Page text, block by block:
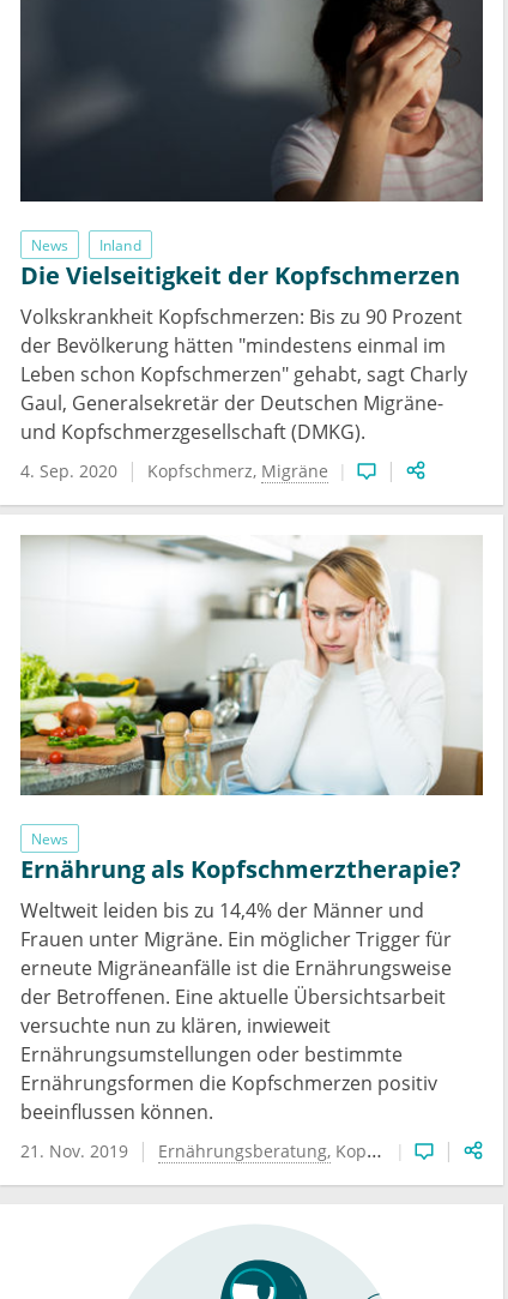
News Inland
Die Vielseitigkeit der Kopfschmerzen
Volkskrankheit Kopfschmerzen: Bis zu 90 Prozent
der Bevölkerung hätten "mindestens einmal im
Leben schon Kopfschmerzen" gehabt, sagt Charly
Gaul, Generalsekretär der Deutschen Migräne-
und Kopfschmerzgesellschaft (DMKG).
4. Sep. 2020 Kopfschmerz Migräne
News
Ernährung als Kopfschmerztherapie?
Weltweit leiden bis zu 14,4% der Männer und
Frauen unter Migräne. Ein möglicher Trigger für
erneute Migräneanfälle ist die Ernährungsweise
der Betroffenen. Eine aktuelle Übersichtsarbeit
versuchte nun zu klären, inwieweit
Ernährungsumstellungen oder bestimmte
Ernährungsformen die Kopfschmerzen positiv
beeinflussen können.
21. Nov. 2019 Ernährungsberatung Kopfschmerz Migräne